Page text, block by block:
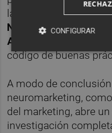
las malas prácticas,
Neuromarketing
Association
código de buenas
A modo de
neuromarketing,
del marketing, abre
investigación
CONFIGURAR